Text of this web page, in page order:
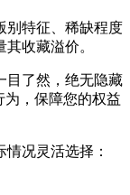
别特征、稀缺程度
收藏溢价。
目了然，绝无隐藏
为，保障您的权益
况灵活选择：